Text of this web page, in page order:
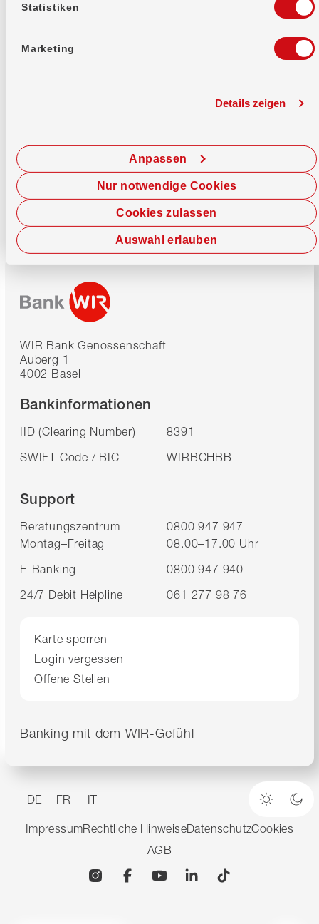
Statistiken
Marketing
Details zeigen
Cookies zulassen
Anpassen
Auswahl erlauben
Nur notwendige Cookies
Jetzt chatten
WIR Bank Genossenschaft
Auberg 1
4002 Basel
Bankinformationen
IID (Clearing Number)
8391
SWIFT-Code / BIC
WIRBCHBB
Support
Beratungszentrum
0800 947 947
Montag–Freitag
08.00–17.00 Uhr
E-Banking
0800 947 940
24/7 Debit Helpline
061 277 98 76
Karte sperren
Login vergessen
Offene Stellen
Banking mit dem WIR-Gefühl
DE FR IT
Heller
ImpressumRechtliche HinweiseDatenschutzCookies
AGB
InstagramFacebookYouTubeLinkedin